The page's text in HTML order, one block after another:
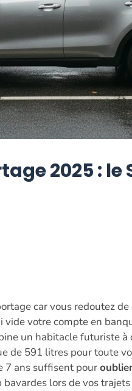
2025 : le
car vous redoutez
vide votre compte en
un habitacle futuriste à
de 591 litres pour toute
7 ans suffisent pour
lors de vos